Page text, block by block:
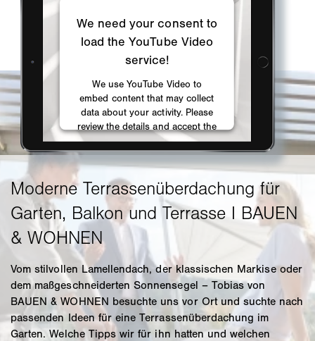
Vom stilvollen Lamellendach, der klassischen Markise oder
dem maßgeschneiderten Sonnensegel – Tobias von
BAUEN & WOHNEN besuchte uns vor Ort und suchte nach
passenden Ideen für eine Terrassenüberdachung im
Garten. Welche Tipps wir für ihn hatten und welchen